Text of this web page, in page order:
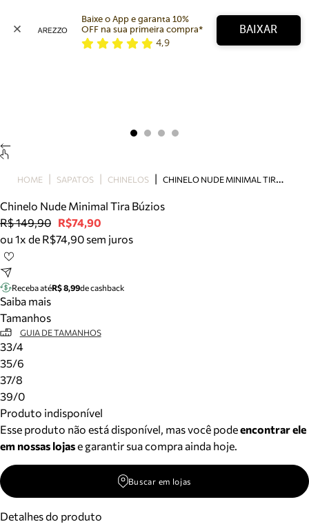
Bolsa
Tamanco
Tênis
Mule
Tire dúvidas sobre pedidos, devoluções e mais.
Meus pedidos
Acompanhe seus pedidos e solicite devoluções.
Baixe o App e garanta 10%
OFF na sua primeira compra*
4,9
BAIXAR
HOME SAPATOS CHINELOS C
HINELO NUDE MINIMAL TIRA BÚZIOS
Chinelo Nude Minimal Tira Búzios
R$ 149,90 R$74,90
ou 1x de R$74,90 sem juros
Receba atéR$ 8,99de cashback
Saiba mais
Tamanhos
GUIA DE TAMANHOS
33/4
35/6
37/8
39/0
Produto indisponível
Esse produto não está disponível, mas você podeencontrar ele
em nossas lojase garantir sua compra ainda hoje.
Buscar em lojas
Detalhes do produto